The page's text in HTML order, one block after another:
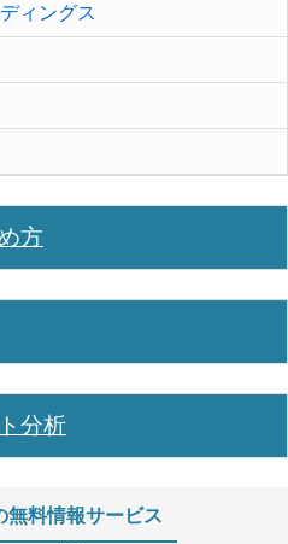
ィングス
方
分析
無料情報サービス